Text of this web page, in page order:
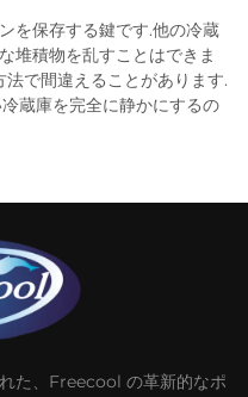
を保存する鍵です.他の冷蔵
堆積物を乱すことはできま
で間違えることがあります.
蔵庫を完全に静かにするの
た、Freecool の革新的なポ